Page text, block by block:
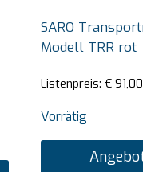
SARO
Modell TRR rot
Listenpreis: € 91,00
Vorrätig